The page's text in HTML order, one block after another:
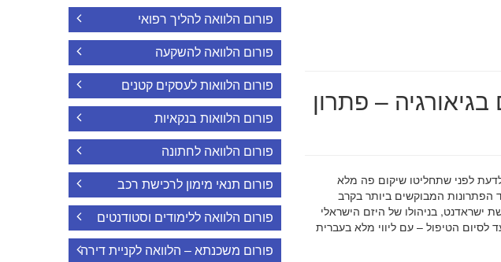
– פתרון
פה בגיאורגיה 2025: מה חובה לדעת לפני שתחליטו שיקום פה מלא
הפתרונות המבוקשים ביותר בקרב
ישראדנט, בניהולו של היזם הישראלי
לסיום הטיפול – עם ליווי מלא בעברית
פורום הלוואה להליך רפואי
פורום הלוואה להשקעה
פורום הלוואות לעסקים קטנים
פורום הלוואות בנקאיות
פורום הלוואה לחתונה
פורום תנאי מימון לרכישת רכב
פורום הלוואה ללימודים וסטודנטים
פורום משכנתא – הלוואה לקניית דירה